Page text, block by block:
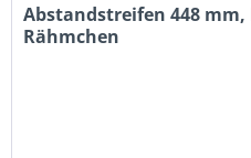
Abstandstreifen 448 mm,
Rähmchen